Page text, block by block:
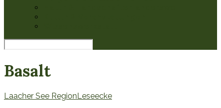
Basalt
Laacher See Region Leseecke